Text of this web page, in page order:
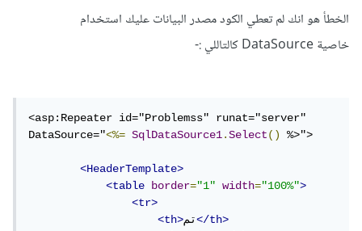
الخطأ هو انك لم تعطي الكود مصدر البيانات عليك استخدام
خاصية DataSource كالتاللي
:-
<asp:Repeater id="Problemss" runat="server"
DataSource="<%= SqlDataSource1.Select() %>">
<HeaderTemplate>
<table
border="1" width="100%">
<tr>
<th>تم</th>